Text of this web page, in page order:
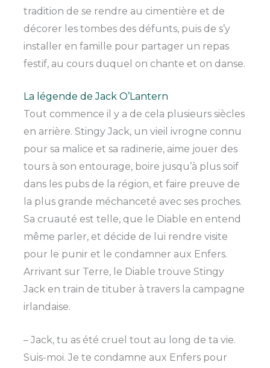
tradition de se rendre au cimentière et de
décorer les tombes des défunts, puis de s’y
installer en famille pour partager un repas
festif, au cours duquel on chante et on danse.
La légende de Jack O’Lantern
Tout commence il y a de cela plusieurs siècles
en arrière. Stingy Jack, un vieil ivrogne connu
pour sa malice et sa radinerie, aime jouer des
tours à son entourage, boire jusqu’à plus soif
dans les pubs de la région, et faire preuve de
la plus grande méchanceté avec ses proches.
Sa cruauté est telle, que le Diable en entend
même parler, et décide de lui rendre visite
pour le punir et le condamner aux Enfers.
Arrivant sur Terre, le Diable trouve Stingy
Jack en train de tituber à travers la campagne
irlandaise.
– Jack, tu as été cruel tout au long de ta vie.
Suis-moi. Je te condamne aux Enfers pour